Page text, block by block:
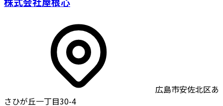
広島市安佐北区あ
さひが丘一丁目30-4